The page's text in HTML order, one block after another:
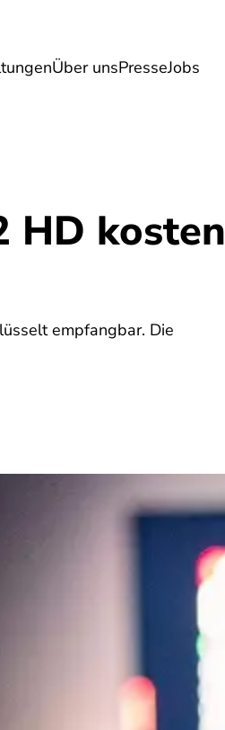
Über unsPresseJobs
Reise Verträge
HD kosten
empfangbar. Die